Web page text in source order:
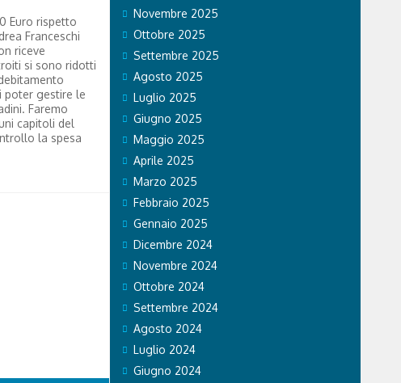
Euro rispetto
Franceschi
riceve
si sono ridotti
poter gestire le
Faremo
capitoli del
la spesa
Novembre 2025
Ottobre 2025
Settembre 2025
Agosto 2025
Luglio 2025
Giugno 2025
Maggio 2025
Aprile 2025
Marzo 2025
Febbraio 2025
Gennaio 2025
Dicembre 2024
Novembre 2024
Ottobre 2024
Settembre 2024
Agosto 2024
Luglio 2024
Giugno 2024